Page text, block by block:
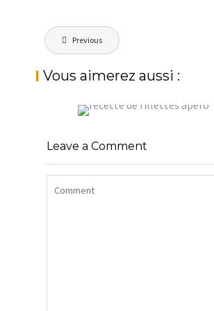
Navigation
de
l’article
Previous
Vous aimerez aussi :
L’APÉRO, OU JUSTE LE PLAISIR
Leave a Comment